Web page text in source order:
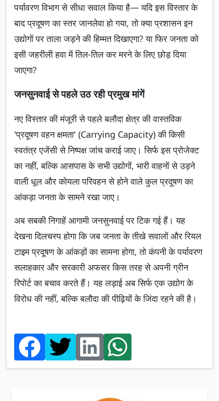
पर्यावरण विभाग से सीधा सवाल किया है— यदि इस विस्तार के
बाद प्रदूषण का स्तर जानलेवा हो गया, तो क्या प्रशासन इन
उद्योगों पर ताला जड़ने की हिम्मत दिखाएगा? या फिर जनता को
इसी जहरीली हवा में तिल-तिल कर मरने के लिए छोड़ दिया
जाएगा?
जनसुनवाई से पहले उठ रही प्रमुख मांगें
नए विस्तार की मंजूरी से पहले बलौदा क्षेत्र की वास्तविक
'प्रदूषण वहन क्षमता' (Carrying Capacity) की किसी
स्वतंत्र एजेंसी से निष्पक्ष जांच कराई जाए। सिर्फ इस प्रोजेक्ट
का नहीं, बल्कि आसपास के सभी उद्योगों, भारी वाहनों से उड़ने
वाली धूल और कोयला परिवहन से होने वाले कुल प्रदूषण का
आंकड़ा जनता के सामने रखा जाए।
अब सबकी निगाहें आगामी जनसुनवाई पर टिक गई हैं। यह
देखना दिलचस्प होगा कि जब जनता के तीखे सवालों और रियल
टाइम प्रदूषण के आंकड़ों का सामना होगा, तो कंपनी के पर्यावरण
सलाहकार और सरकारी अफसर किस तरह से अपनी ग्रीन
रिपोर्ट का बचाव करते हैं। यह लड़ाई अब सिर्फ एक उद्योग के
विरोध की नहीं, बल्कि बलौदा की पीढ़ियों के जिंदा रहने की है।